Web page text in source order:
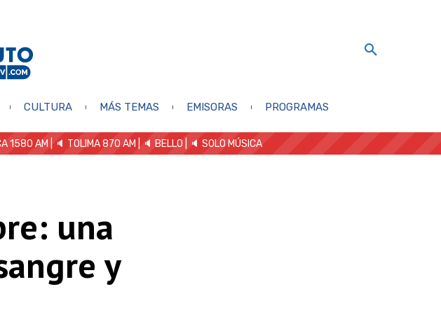
CULTURA MÁS TEMAS EMISORAS PROGRAMAS
1580 AM | 🔈 TOLIMA 870 AM | 🔈 BELLO 🔈 SOLO MÚSICA
una
y